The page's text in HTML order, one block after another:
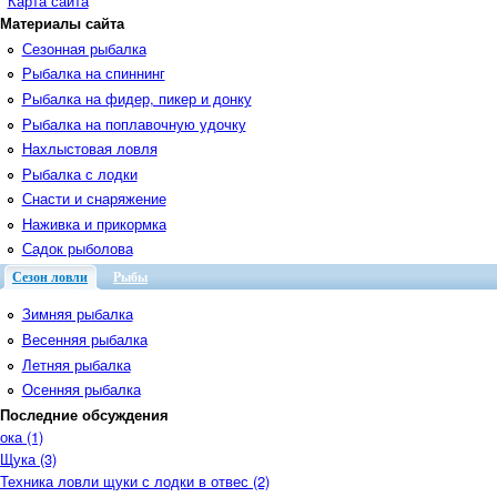
Материалы сайта
Сезонная рыбалка
Рыбалка на спиннинг
Рыбалка на фидер, пикер и донку
Рыбалка на поплавочную удочку
Нахлыстовая ловля
Рыбалка с лодки
Снасти и снаряжение
Наживка и прикормка
Садок рыболова
Сезон ловли Рыбы
Зимняя рыбалка
Весенняя рыбалка
Летняя рыбалка
Осенняя рыбалка
Последние обсуждения
ока (1)
Щука (3)
Техника ловли щуки с лодки в отвес (2)